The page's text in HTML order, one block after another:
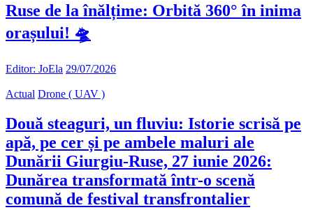
Ruse de la înălțime: Orbită 360° în inima
orașului! 🛸
Editor: JoEla 29/07/2026
Actual Drone ( UAV )
Două steaguri, un fluviu: Istorie scrisă pe
apă, pe cer și pe ambele maluri ale
Dunării Giurgiu-Ruse, 27 iunie 2026:
Dunărea transformată într-o scenă
comună de festival transfrontalier